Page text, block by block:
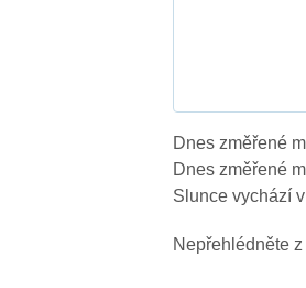
Dnes změřené
Dnes změřené
Slunce vychází
Nepřehlédněte